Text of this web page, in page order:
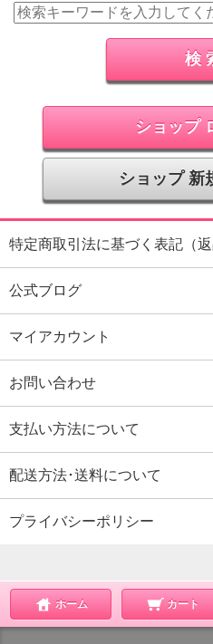
ショップ
ショップ 新
特定商取引法に基づく表記（返
公式ブログ
マイアカウント
お問い合わせ
支払い方法について
配送方法･送料について
プライバシーポリシー
ホーム カート